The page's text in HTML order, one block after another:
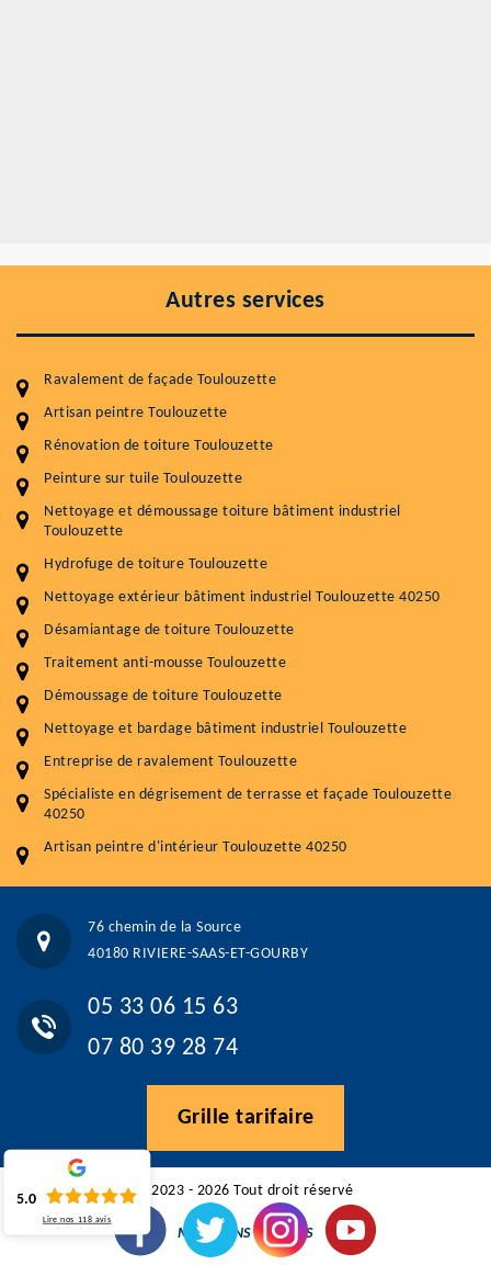
Autres services
Ravalement de façade Toulouzette
Artisan peintre Toulouzette
Rénovation de toiture Toulouzette
Peinture sur tuile Toulouzette
Nettoyage et démoussage toiture bâtiment industriel
Toulouzette
Hydrofuge de toiture Toulouzette
Nettoyage extérieur bâtiment industriel Toulouzette 40250
Désamiantage de toiture Toulouzette
Traitement anti-mousse Toulouzette
Démoussage de toiture Toulouzette
Nettoyage et bardage bâtiment industriel Toulouzette
Entreprise de ravalement Toulouzette
Spécialiste en dégrisement de terrasse et façade Toulouzette
40250
Artisan peintre d'intérieur Toulouzette 40250
76 chemin de la Source
40180 RIVIERE-SAAS-ET-GOURBY
05 33 06 15 63
07 80 39 28 74
Grille tarifaire
Entretenir votre toiture, c'est préserver sa
durabilité
Plus de 15 ans d'expérience en couverture et facade
Service
Nettoyageb toiture
Démoussage toiture
Traitement hydrofuge toiture
Prix au m²
Artisant local recommander
76 chemin de la Source 40180 RIVIERE-SAAS-ET-GOURBY
©2023 - 2026 Tout droit réservé
MENTIONS LÉGALES
5.0
Lire nos 118 avis